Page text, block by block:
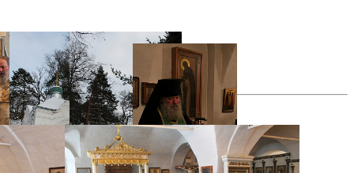
все фотографии